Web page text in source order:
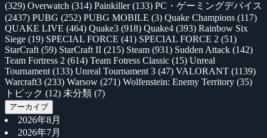
(329) Overwatch (314) Painkiller(133) PC・ゲーミングデバイス
(2437) PUBG (252) PUBG MOBILE (3) Quake Champions (117)
QUAKE LIVE (464) Quake3 (918) Quake4 (393) Rainbow Six
Siege (19) SPECIAL FORCE (41) SPECIAL FORCE 2 (51)
StarCraft (59) StarCraft II (215) Steam (931) Sudden Attack (142)
Team Fortress 2 (614) Team Fotress Classic (15) Unreal
Tournament (133) Unreal Tournament 3 (47) VALORANT (1139)
Warcraft3 (233) Warsow (271) Wolfenstein: Enemy Territory (35)
トピック (12) 未分類 (7)
アーカイブ
2026年8月
2026年7月